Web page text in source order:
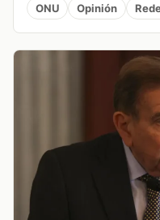
ONU Opinión